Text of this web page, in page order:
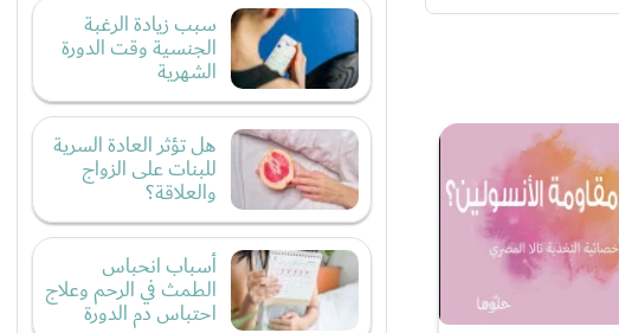
سبب زيادة الرغبة
الجنسية وقت الدورة
الشهرية
هل تؤثر العادة السرية
للبنات على الزواج
والعلاقة؟
أسباب انحباس
الطمث في الرحم وعلاج
احتباس دم الدورة